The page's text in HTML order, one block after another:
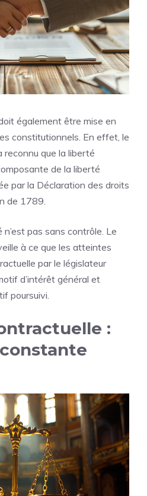
également être mise en
constitutionnels. En effet, le
que la liberté
de la liberté
par la Déclaration des droits
de 1789.
pas sans contrôle. Le
à ce que les atteintes
par le législateur
d’intérêt général et
poursuivi.
: